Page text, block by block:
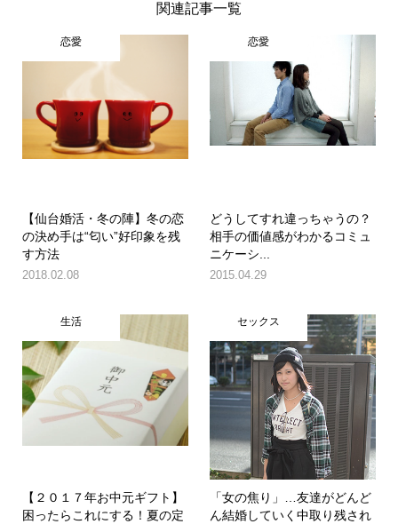
関連記事一覧
恋愛
【仙台婚活・冬の陣】冬の恋
の決め手は“匂い”好印象を残
す方法
2018.02.08
恋愛
どうしてすれ違っちゃうの？
相手の価値感がわかるコミュ
ニケーシ...
2015.04.29
生活
【２０１７年お中元ギフト】
困ったらこれにする！夏の定
セックス
「女の焦り」…友達がどんど
ん結婚していく中取り残され